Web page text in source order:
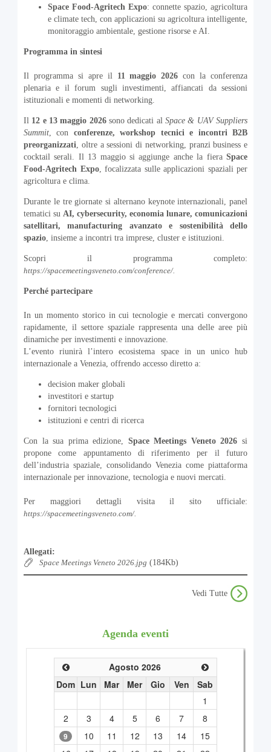
Space Food-Agritech Expo: connette spazio, agricoltura
e climate tech, con applicazioni su agricoltura intelligente,
monitoraggio ambientale, gestione risorse e AI.
Programma in sintesi
Il programma si apre il 11 maggio 2026 con la conferenza
plenaria e il forum sugli investimenti, affiancati da sessioni
istituzionali e momenti di networking.
Il 12 e 13 maggio 2026sono dedicati alSpace & UAV Suppliers
Summit , con conferenze, workshop tecnici e incontri B2B
preorganizzati , oltre a sessioni di networking, pranzi business e
cocktail serali. Il 13 maggio si aggiunge anche la fiera Space
Food-Agritech Expo, focalizzata sulle applicazioni spaziali per
agricoltura e clima.
Durante le tre giornate si alternano keynote internazionali, panel
tematici su AI, cybersecurity, economia lunare, comunicazioni
satellitari, manufacturing avanzato e sostenibilità dello
spazio , insieme a incontri tra imprese, cluster e istituzioni.
Scopri il programma completo:
https://spacemeetingsveneto.com/conference/.
Perché partecipare
In un momento storico in cui tecnologie e mercati convergono
rapidamente, il settore spaziale rappresenta una delle aree più
dinamiche per investimenti e innovazione.
L’evento riunirà l’intero ecosistema space in un unico hub
internazionale a Venezia, offrendo accesso diretto a:
decision maker globali
investitori e startup
fornitori tecnologici
istituzioni e centri di ricerca
Con la sua prima edizione, Space Meetings Veneto 2026 si
propone come appuntamento di riferimento per il futuro
dell’industria spaziale, consolidando Venezia come piattaforma
internazionale per innovazione, tecnologia e nuovi mercati.
Per maggiori dettagli visita il sito ufficiale:
https://spacemeetingsveneto.com/.
Allegati:
Space Meetings Veneto 2026.jpg (184Kb)
Vedi Tutte
Agenda eventi